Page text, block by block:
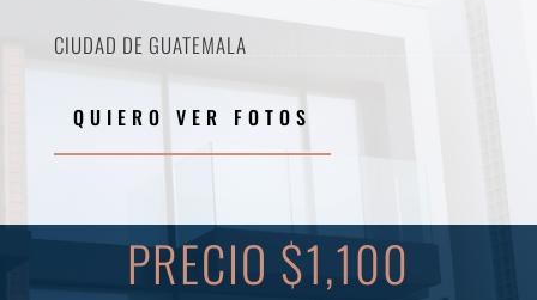
CIUDAD DE GUATEMALA
QUIERO VER FOTOS
PRECIO $1,100